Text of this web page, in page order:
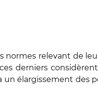
normes relevant de
derniers
élargissement des